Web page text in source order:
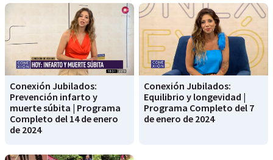
Conexión Jubilados:
Prevención infarto y
muerte súbita | Programa
Completo del 14 de enero
de 2024
Conexión Jubilados:
Equilibrio y longevidad |
Programa Completo del 7
de enero de 2024